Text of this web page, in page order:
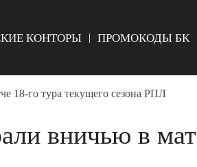
КОНТОРЫ ПРОМОКОДЫ БК
18-го тура текущего сезона РПЛ
вничью в